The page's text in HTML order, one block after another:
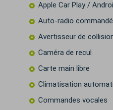
Apple Car Play /
Auto-radio
Avertisseur de
Caméra de recul
Carte main libre
Climatisation
Commandes vocales